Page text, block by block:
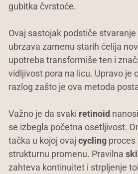
gubitka čvrstoće.
Ovaj sastojak podstiče
ubrzava zamenu starih ćelija
upotreba transformiše ten i
vidljivost pora na licu. Upravo je
razlog zašto je ova metoda
Važno je da svaki retinoid
se izbegla početna osetljivost.
tačka u kojoj ovaj cycling proces
strukturnu promenu. Pravilna
zahteva kontinuitet i strpljenje